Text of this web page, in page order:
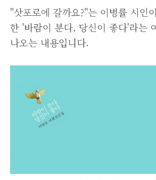
"삿포로에 갈까요?"는 이병률 시인
한 '바람이 분다, 당신이 좋다'라는
나오는 내용입니다.